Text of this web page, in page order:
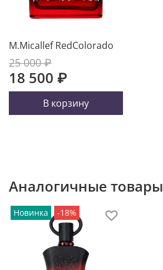
M.Micallef RedColorado
25 000 ₽
18 500 ₽
В корзину
Аналогичные товары
Новинка -18%